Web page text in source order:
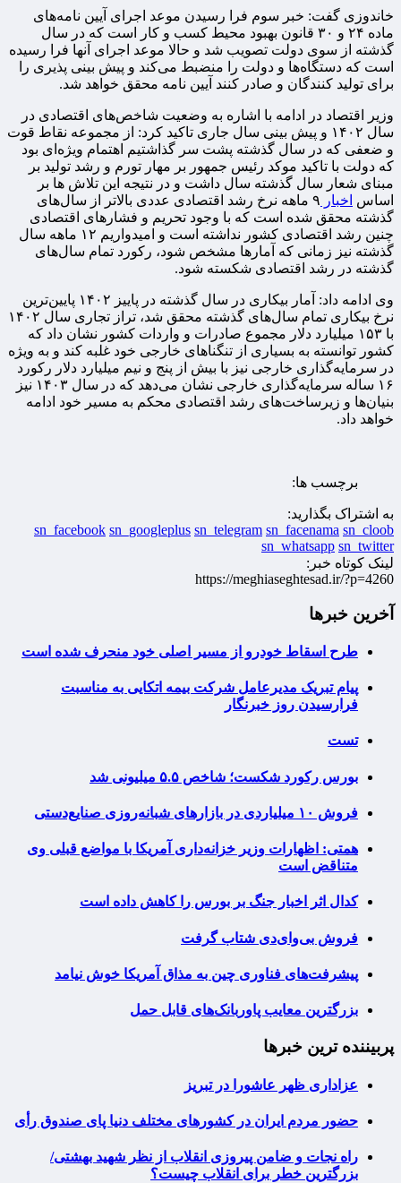
خاندوزی گفت: خبر سوم فرا رسیدن موعد اجرای آیین نامه‌های
ماده ۲۴ و ۳۰ قانون بهبود محیط کسب و کار است که در سال
گذشته از سوی دولت تصویب شد و حالا موعد اجرای آنها فرا رسیده
است که دستگاه‌ها و دولت را منضبط می‌کند و پیش بینی پذیری را
برای تولید کنندگان و صادر کنند آیین نامه محقق خواهد شد.
وزیر اقتصاد در ادامه با اشاره به وضعیت شاخص‌های اقتصادی در
سال ۱۴۰۲ و پیش بینی سال جاری تاکید کرد: از مجموعه نقاط قوت
و ضعفی که در سال گذشته پشت سر گذاشتیم اهتمام ویژه‌ای بود
که دولت با تاکید موکد رئیس جمهور بر مهار تورم و رشد تولید بر
مبنای شعار سال گذشته سال داشت و در نتیجه این تلاش ها بر
اساس اخبار
۹ ماهه نرخ رشد اقتصادی عددی بالاتر از سال‌های
گذشته محقق شده است که با وجود تحریم و فشارهای اقتصادی
چنین رشد اقتصادی کشور نداشته است و امیدواریم ۱۲ ماهه سال
گذشته نیز زمانی که آمارها مشخص شود، رکورد تمام سال‌های
گذشته در رشد اقتصادی شکسته شود.
وی ادامه داد: آمار بیکاری در سال گذشته در پاییز ۱۴۰۲ پایین‌ترین
نرخ بیکاری تمام سال‌های گذشته محقق شد، تراز تجاری سال ۱۴۰۲
با ۱۵۳ میلیارد دلار مجموع صادرات و واردات کشور نشان داد که
کشور توانسته به بسیاری از تنگناهای خارجی خود غلبه کند و به ویژه
در سرمایه‌گذاری خارجی نیز با بیش از پنج و نیم میلیارد دلار رکورد
۱۶ ساله سرمایه‌گذاری خارجی نشان می‌دهد که در سال ۱۴۰۳ نیز
بنیان‌ها و زیرساخت‌های رشد اقتصادی محکم به مسیر خود ادامه
خواهد داد.
برچسب ها:
به اشتراک بگذارید:
sn_facebook sn_googleplus sn_telegram sn_facenama sn_cloob
sn_whatsapp sn_twitter
لینک کوتاه خبر:
https://meghiaseghtesad.ir/?p=4260
آخرین خبرها
طرح اسقاط خودرو از مسیر اصلی خود منحرف شده است
پیام تبریک مدیرعامل شرکت بیمه اتکایی به مناسبت
فرارسیدن روز خبرنگار
تست
بورس رکورد شکست؛ شاخص ۵.۵ میلیونی شد
فروش ۱۰ میلیاردی در بازارهای شبانه‌روزی صنایع‌دستی
همتی: اظهارات وزیر خزانه‌داری آمریکا با مواضع قبلی وی
متناقض است
کدال اثر اخبار جنگ بر بورس را کاهش داده است
فروش بی‌وای‌دی شتاب گرفت
پیشرفت‌های فناوری چین به مذاق آمریکا خوش نیامد
بزرگترین معایب پاوربانک‌های قابل حمل
پربیننده ترین خبرها
عزاداری ظهر عاشورا در تبریز
حضور مردم ایران در کشورهای مختلف دنیا پای صندوق رأی
راه نجات و ضامن پیروزی انقلاب از نظر شهید بهشتی/
بزرگترین خطر برای انقلاب چیست؟